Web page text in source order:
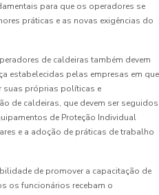
para que os operadores se
práticas e as novas exigências do
de caldeiras também devem
estabelecidas pelas empresas em que
suas próprias políticas e
de caldeiras, que devem ser seguidos
de Proteção Individual
e a adoção de práticas de trabalho
de promover a capacitação de
os funcionários recebam o